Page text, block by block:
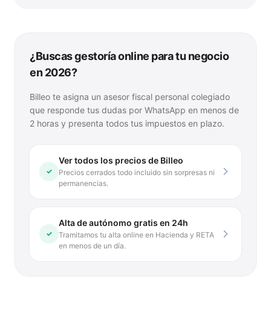
¿Buscas gestoría online para tu negocio
en 2026?
Billeo te asigna un asesor fiscal personal colegiado
que responde tus dudas por WhatsApp en menos de
2 horas y presenta todos tus impuestos en plazo.
✓
Ver todos los precios de Billeo
Precios cerrados todo incluido sin sorpresas ni
permanencias.
✓
Alta de autónomo gratis en 24h
Tramitamos tu alta online en Hacienda y RETA
en menos de un día.